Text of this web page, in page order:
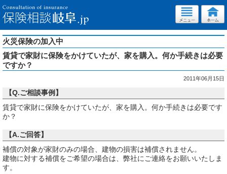
火災保険の加入中
賃貸で家財に保険をかけていたが、家を購入。何か手続きは必要
ですか？
2011年06月15日
【Q.ご相談事例】
賃貸で家財に保険をかけていたが、家を購入。何か手続きは必要です
か？
【A.ご回答】
補償の対象が家財のみの場合、建物の損害は補償されません。
建物に対する補償をご希望の場合は、弊社にご連絡をお願いいたしま
す。